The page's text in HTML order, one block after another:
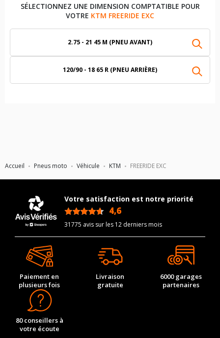
Accueil Pneus moto Véhicule KTM FREERIDE EXC
SÉLECTIONNEZ UNE DIMENSION COMPTATIBLE POUR
VOTRE KTM FREERIDE EXC
2.75 - 21 45 M (PNEU AVANT)
120/90 - 18 65 R (PNEU ARRIÈRE)
Votre satisfaction est notre priorité
4,6
31775 avis sur les 12 derniers mois
Paiement en
plusieurs fois
Livraison
gratuite
6000 garages
partenaires
80 conseillers à
votre écoute